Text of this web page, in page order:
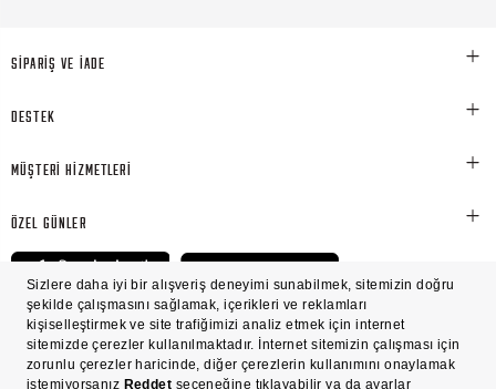
SİPARİŞ VE İADE
DESTEK
MÜŞTERİ HİZMETLERİ
ÖZEL GÜNLER
© Victoria's Secret Shaya Mağazacılık A.Ş. Franchise lisansı aracılığıyla işletilen ticari
markasıdır. Her hakkı saklıdır.